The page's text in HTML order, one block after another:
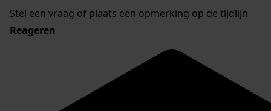
Stel een vraag of plaats een opmerking op de tijdlijn
Reageren